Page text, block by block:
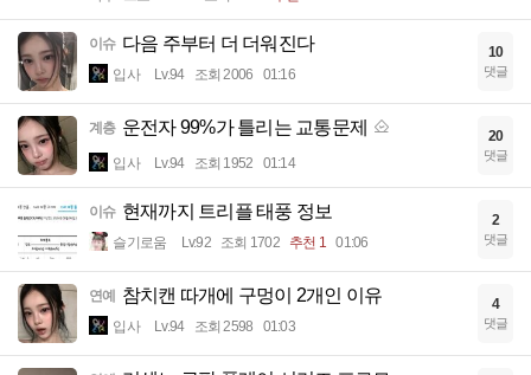
이슈 다음 주부터 더 더워진다
입사 Lv.94 조회 2006 01:16
10
댓글
계층 운전자 99%가 틀리는 교통문제
입사 Lv.94 조회 1952 01:14
20
댓글
이슈 현재까지 트리플 태풍 정보
슬기로움 Lv.92 조회 1702 추천 1 01:06
2
댓글
연예 참치캔 따개에 구멍이 2개인 이유
입사 Lv.94 조회 2598 01:03
4
댓글